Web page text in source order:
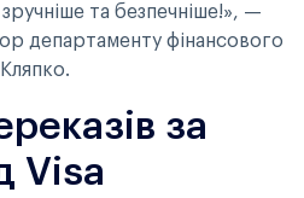
та безпечніше!», —
департаменту фінансового
за
Visa